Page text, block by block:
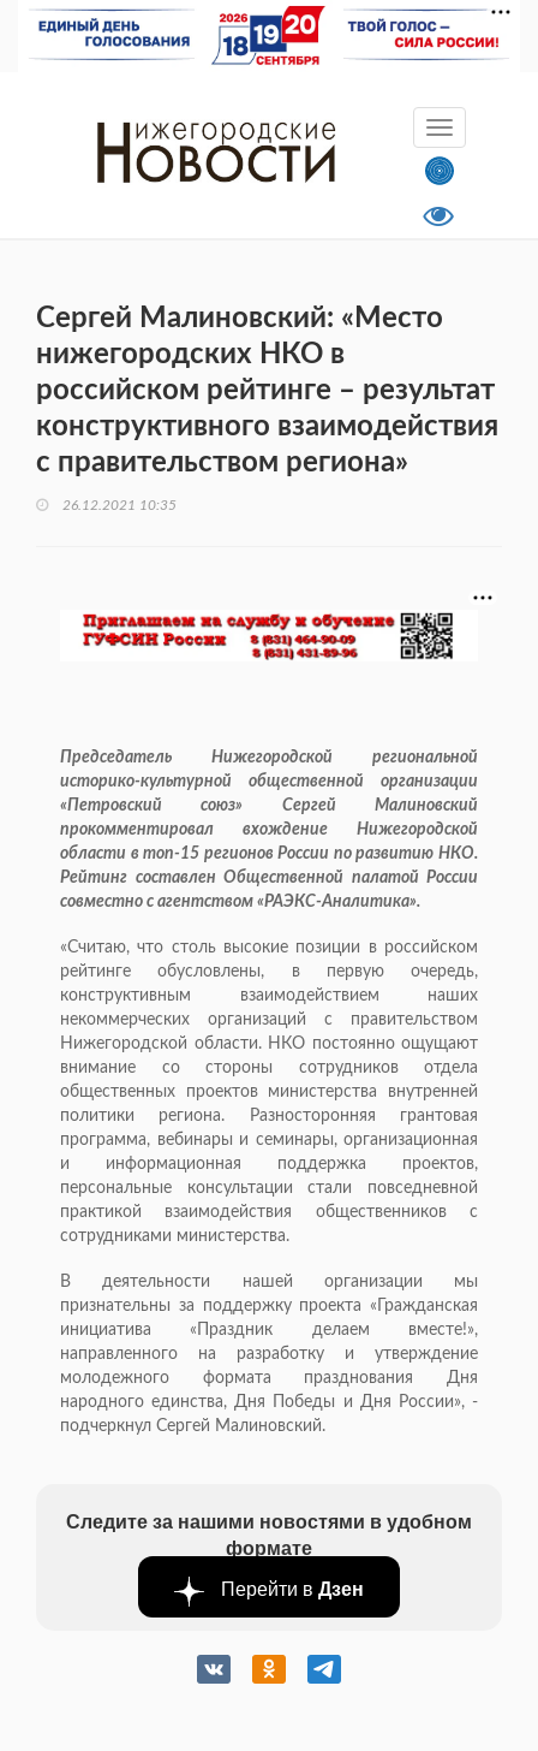
Сергей Малиновский: «Место
нижегородских НКО в
российском рейтинге – результат
конструктивного взаимодействия
с правительством региона»
26.12.2021 10:35
Председатель Нижегородской региональной
историко-культурной общественной организации
«Петровский союз» Сергей Малиновский
прокомментировал вхождение Нижегородской
области в топ-15 регионов России по развитию НКО.
Рейтинг составлен Общественной палатой России
совместно с агентством «РАЭКС-Аналитика».
«Считаю, что столь высокие позиции в российском
рейтинге обусловлены, в первую очередь,
конструктивным взаимодействием наших
некоммерческих организаций с правительством
Нижегородской области. НКО постоянно ощущают
внимание со стороны сотрудников отдела
общественных проектов министерства внутренней
политики региона. Разносторонняя грантовая
программа, вебинары и семинары, организационная
и информационная поддержка проектов,
персональные консультации стали повседневной
практикой взаимодействия общественников с
сотрудниками министерства.
В деятельности нашей организации мы
признательны за поддержку проекта «Гражданская
инициатива «Праздник делаем вместе!»,
направленного на разработку и утверждение
молодежного формата празднования Дня
народного единства, Дня Победы и Дня России», -
подчеркнул Сергей Малиновский.
Следите за нашими новостями в удобном
формате
Перейти в Дзен